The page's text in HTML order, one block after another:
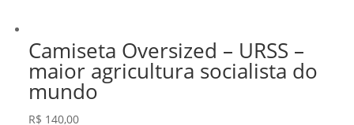
Camiseta Oversized – URSS –
maior agricultura socialista do
mundo
R$ 140,00